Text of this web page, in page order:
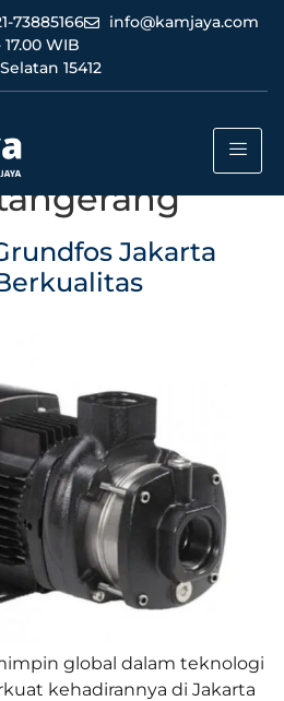
73885166
info@kamjaya.com
WIB
15412
Jakarta
global dalam teknologi
kehadirannya di Jakarta